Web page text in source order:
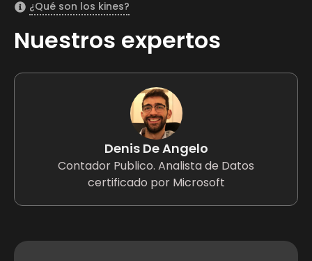
¿Qué son los kines?
Nuestros expertos
Denis De Angelo
Contador Publico. Analista de Datos
certificado por Microsoft